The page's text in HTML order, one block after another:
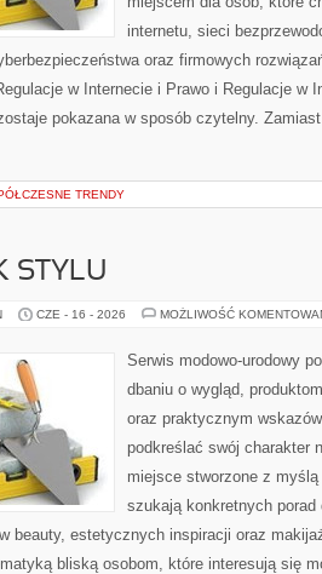
internetu, sieci
oraz firmowych
w Internecie i Prawo i Regulacje w
pokazana w sposób czytelny.
TRENDY
STYLU
CZE - 16 - 2026 MOŻLIWOŚĆ
Serwis modowo-urodowy
dbaniu o wygląd,
oraz praktycznym
podkreślać swój charakter
miejsce stworzone z
szukają konkretnych
beauty, estetycznych inspiracji oraz
bliską osobom, które interesują się